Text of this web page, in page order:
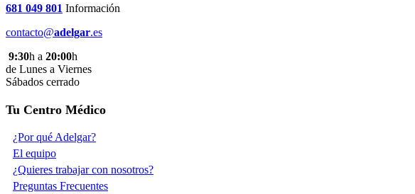
681 049 801 Información
contacto@adelgar.es
9:30h a 20:00h
de Lunes a Viernes
Sábados cerrado
Tu Centro Médico
¿Por qué Adelgar?
El equipo
¿Quieres trabajar con nosotros?
Preguntas Frecuentes